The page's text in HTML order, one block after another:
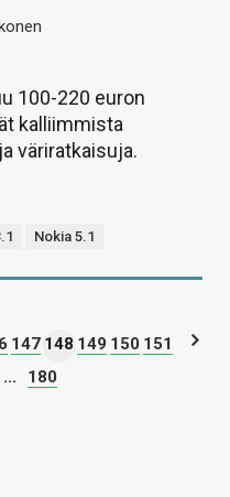
100-220 euron
kalliimmista
väriratkaisuja.
Nokia 5.1
147 148 149 150 151
... 180